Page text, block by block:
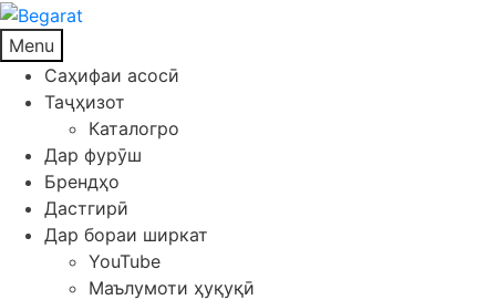
Menu
Саҳифаи асосӣ
Таҷҳизот
Каталогро
Дар фурӯш
Брендҳо
Дастгирӣ
Дар бораи ширкат
YouTube
Маълумоти ҳуқуқӣ